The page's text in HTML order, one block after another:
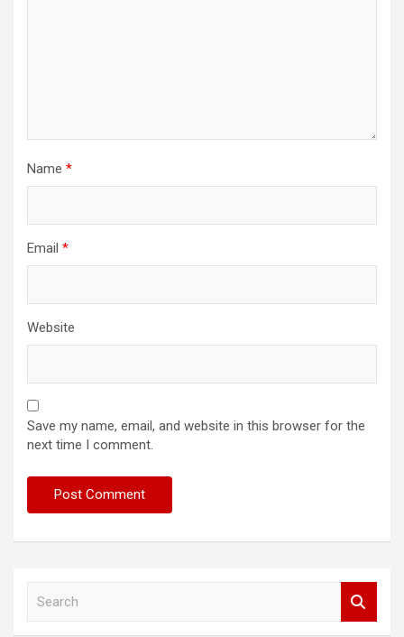
Name *
Email *
Website
Save my name, email, and website in this browser for the
next time I comment.